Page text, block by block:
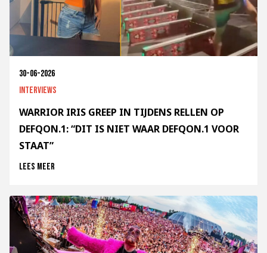
30-06-2026
Interviews
WARRIOR IRIS GREEP IN TIJDENS RELLEN OP
DEFQON.1: “DIT IS NIET WAAR DEFQON.1 VOOR
STAAT”
Lees meer